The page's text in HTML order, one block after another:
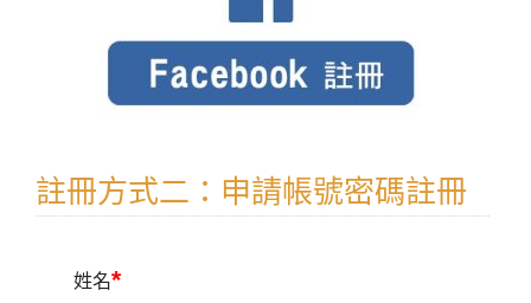
註冊方式二：申請帳號密碼註冊
姓名*